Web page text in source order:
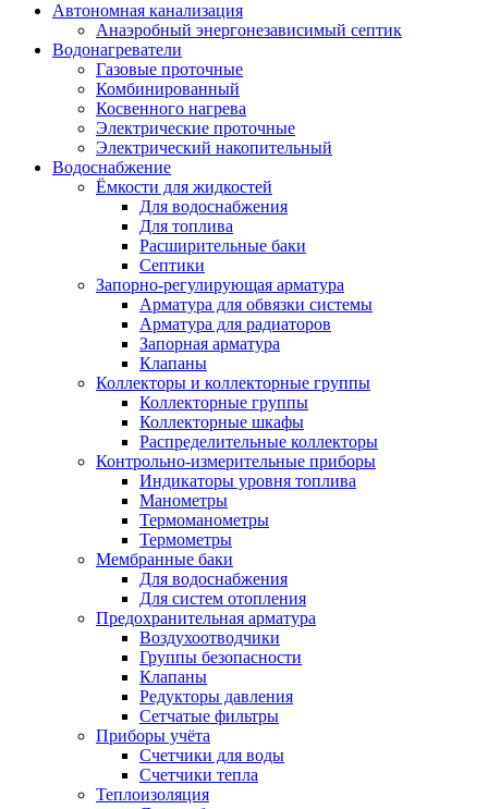
Автономная канализация
Анаэробный энергонезависимый септик
Водонагреватели
Газовые проточные
Комбинированный
Косвенного нагрева
Электрические проточные
Электрический накопительный
Водоснабжение
Ёмкости для жидкостей
Для водоснабжения
Для топлива
Расширительные баки
Септики
Запорно-регулирующая арматура
Арматура для обвязки системы
Арматура для радиаторов
Запорная арматура
Клапаны
Коллекторы и коллекторные группы
Коллекторные группы
Коллекторные шкафы
Распределительные коллекторы
Контрольно-измерительные приборы
Индикаторы уровня топлива
Манометры
Термоманометры
Термометры
Мембранные баки
Для водоснабжения
Для систем отопления
Предохранительная арматура
Воздухоотводчики
Группы безопасности
Клапаны
Редукторы давления
Сетчатые фильтры
Приборы учёта
Счетчики для воды
Счетчики тепла
Теплоизоляция